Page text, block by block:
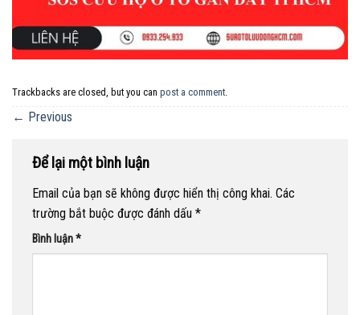
Trackbacks are closed, but you can post a comment
← Previous
Để lại một bình luận
Email của bạn sẽ không được hiển thị công khai. Các
trường bắt buộc được đánh dấu *
Bình luận*